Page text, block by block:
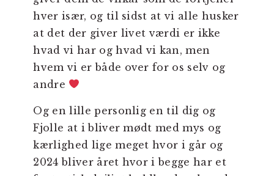
hver især, og til sidst at vi alle husker
at det der giver livet værdi er ikke
hvad vi har og hvad vi kan, men
hvem vi er både over for os selv og
andre
Og en lille personlig en til dig og
Fjolle at i bliver mødt med mys og
kærlighed lige meget hvor i går og
2024 bliver året hvor i begge har et